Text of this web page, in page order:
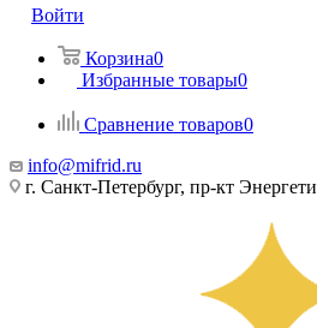
Войти
Корзина0
Избранные товары0
Сравнение товаров0
info@mifrid.ru
г. Санкт-Петербург, пр-кт